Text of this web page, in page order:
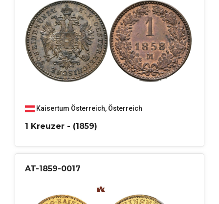
Kaisertum Österreich, Österreich
1 Kreuzer - (1859)
AT-1859-0017